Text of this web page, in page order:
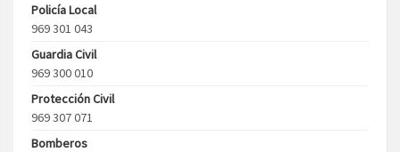
Policía Local
969 301 043
Guardia Civil
969 300 010
Protección Civil
969 307 071
Bomberos